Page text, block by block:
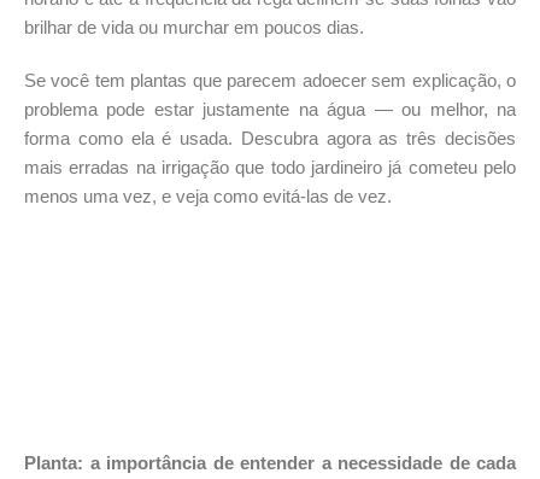
brilhar de vida ou murchar em poucos dias.
Se você tem plantas que parecem adoecer sem explicação, o
problema pode estar justamente na água — ou melhor, na
forma como ela é usada. Descubra agora as três decisões
mais erradas na irrigação que todo jardineiro já cometeu pelo
menos uma vez, e veja como evitá-las de vez.
Planta: a importância de entender a necessidade de cada